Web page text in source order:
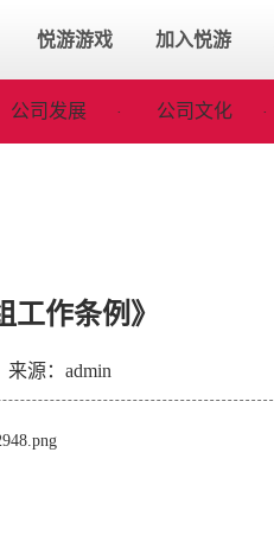
悦游游戏 加入悦游
公司发展 · 公司文化 ·
工作条例》
来源：admin